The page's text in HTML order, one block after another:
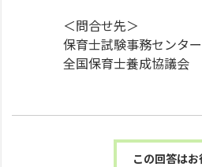
＜問合せ先＞
保育士試験事務センタ
全国保育士養成協議
この回答は